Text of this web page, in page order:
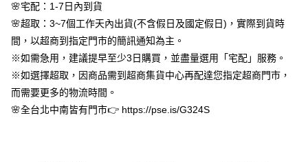
台灣樂天信用卡公司
【關於「AFTEE先享後付」】
AFTEE先享後付是「在收到商品之後才付款」的支付方式。 讓您購物簡單
便利好安心！
１．簡單：不需註冊會員、不需綁卡、不需儲值。
２．便利：只要手機號碼，簡訊認證，即可結帳。
３．安心：先確認商品／服務後，再付款。
【「AFTEE先享後付」結帳流程】
ATM付款
運送方式
付款後全家取貨
每筆NT$80，滿NT$3,000(含以上)免運費
🌸宅配：1-7日內到貨
🌸超取：3~7個工作天內出貨(不含假日及國定假日)，實際到貨時
間，以超商到指定門市的簡訊通知為主。
※如需急用，建議提早至少3日購買，並盡量選用「宅配」服務。
※如選擇超取，因商品需到超商集貨中心再配達您指定超商門市，
而需要更多的物流時間。
🌸全台北中南皆有門市👉 https://pse.is/G324S